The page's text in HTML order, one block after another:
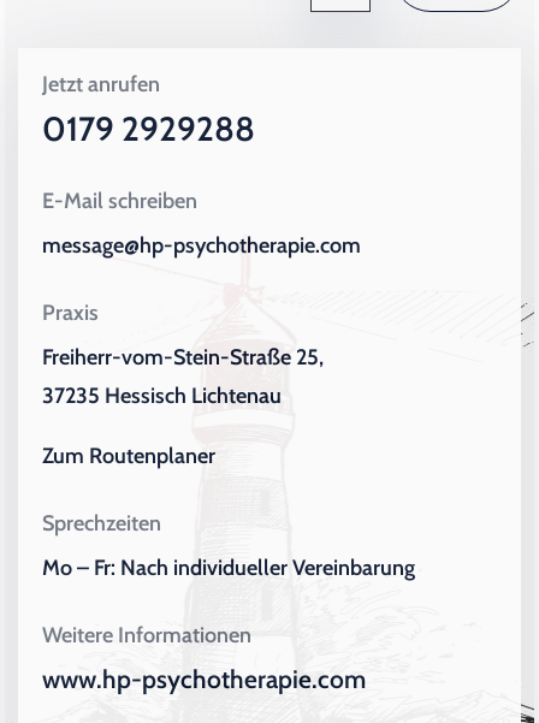
Jetzt anrufen
0179 2929288
E-Mail schreiben
message@hp-psychotherapie.com
Praxis
Freiherr-vom-Stein-Straße 25,
37235 Hessisch Lichtenau
Zum Routenplaner
Sprechzeiten
Mo – Fr: Nach individueller Vereinbarung
Weitere Informationen
www.hp-psychotherapie.com